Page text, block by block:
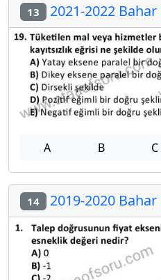
13 2021-2022 Bahar
A B C
14 2019-2020 Bahar